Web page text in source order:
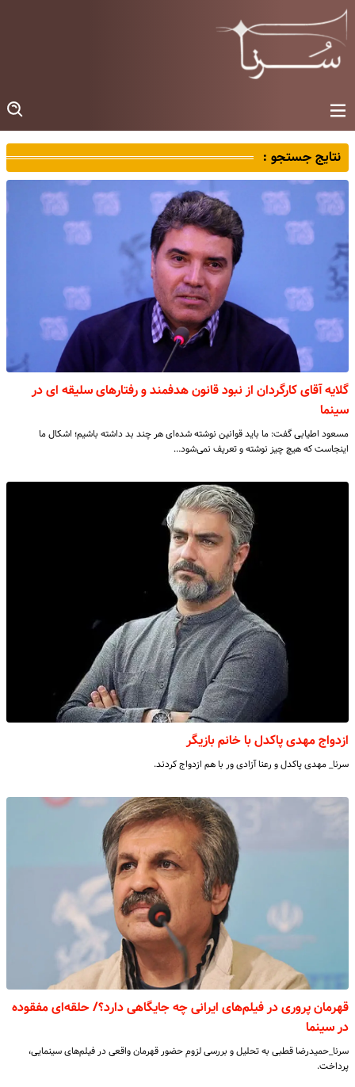
نتایج جستجو :
گلایه آقای کارگردان از نبود قانون هدفمند و رفتارهای سلیقه ای در
سینما
مسعود اطیابی گفت: ما باید قوانین نوشته شده‌ای هر چند بد داشته باشیم؛ اشکال ما
اینجاست که هیچ چیز نوشته و تعریف نمی‌شود…
ازدواج مهدی پاکدل با خانم بازیگر
سرنا_ مهدی پاکدل و رعنا آزادی ور با هم ازدواج کردند.
قهرمان پروری در فیلم‌های ایرانی چه جایگاهی دارد؟/ حلقه‌ای مفقوده
در سینما
سرنا_حمیدرضا قطبی به تحلیل و بررسی لزوم حضور قهرمان واقعی در فیلم‌های سینمایی،
پرداخت.